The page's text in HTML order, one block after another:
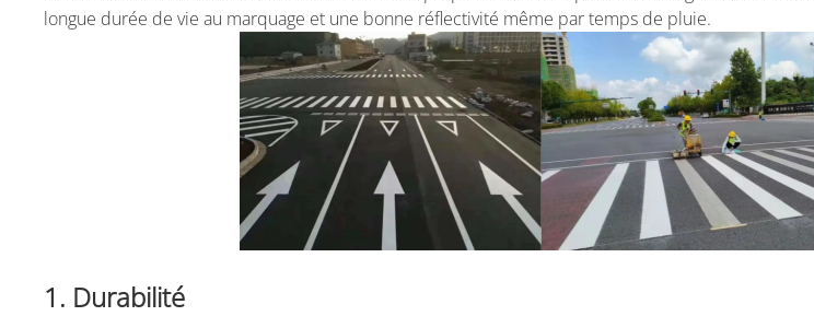
longue durée de vie au marquage et une bonne réflectivité même par temps de pluie.
1. Durabilité